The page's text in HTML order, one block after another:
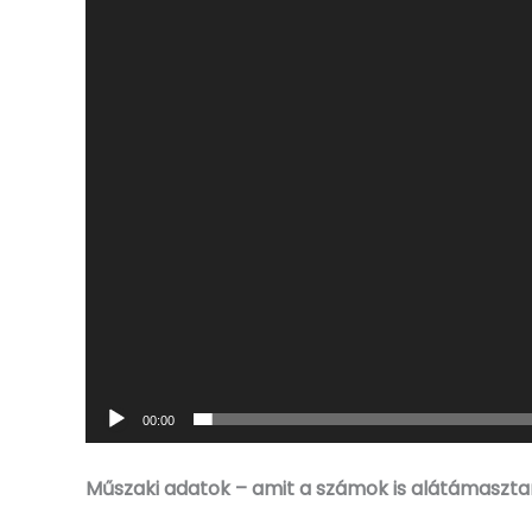
00:00
Műszaki adatok – amit a számok is